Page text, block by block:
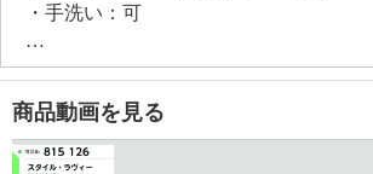
・手洗い：可
・漂白処理：塩素系・酸素系漂白不可
・タンブル乾燥：不可
・自然乾燥：日陰の吊り干し
・アイロン仕上げ：可（中温）
・ドライクリーニング：不可
商品動画を見る